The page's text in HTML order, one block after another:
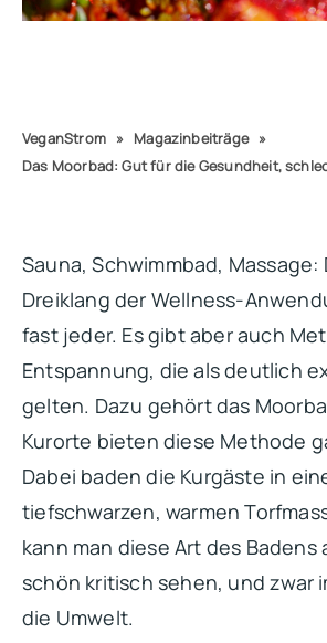
VeganStrom » Magazinbeiträge »
Das Moorbad: Gut für die Gesundheit,
Sauna, Schwimmbad, Massage:
Dreiklang der Wellness-
fast jeder. Es gibt aber auch
Entspannung, die als deutlich
gelten. Dazu gehört das
Kurorte bieten diese Methode
Dabei baden die Kurgäste in
tiefschwarzen, warmen
kann man diese Art des Badens
schön kritisch sehen, und zwar
die Umwelt.